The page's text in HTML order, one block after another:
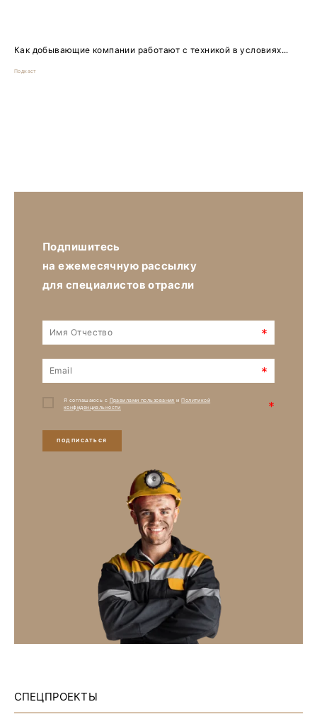
Как добывающие компании работают с техникой в условиях...
Подкаст
Подпишитесь
на ежемесячную рассылку
для специалистов отрасли
*
*
Я соглашаюсь с Правилами пользования иПолитикой
конфиденциальности
*
ПОДПИСАТЬСЯ
СПЕЦПРОЕКТЫ